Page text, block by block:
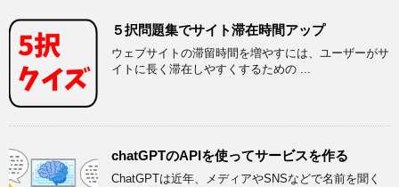
５択問題集でサイト滞在時間アップ
ウェブサイトの滞留時間を増やすには、ユーザーがサ
イトに長く滞在しやすくするための ...
chatGPTのAPIを使ってサービスを作る
ChatGPTは近年、メディアやSNSなどで名前を聞く